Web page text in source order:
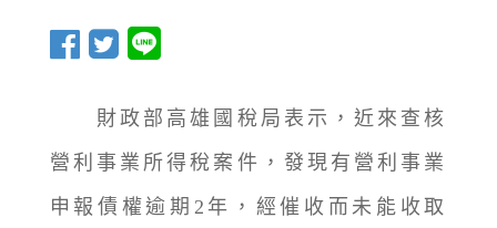
財政部高雄國稅局表示，近來查核
營利事業所得稅案件，發現有營利事業
申報債權逾期2年，經催收而未能收取